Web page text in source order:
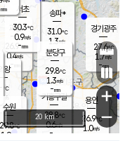
과천
26.9℃
0.4m/s
- mm
용인
26.9℃
1.0m/s
경기광주
27.6℃
1.7m/s
-mm
의왕
- ℃
m/s
mm
송파*
31.0℃
1.3m/s
-mm
서초
30.3℃
0.9m/s
-mm
기흥구갈
28.8℃
0.6m/s
-
분당구
29.8℃
1.3m/s
-mm
수원
29.8℃
1.9m/s
mm
+
−
20 km